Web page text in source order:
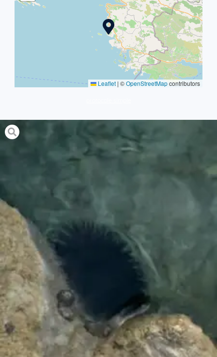
Leaflet | ©OpenStreetMapcontributors